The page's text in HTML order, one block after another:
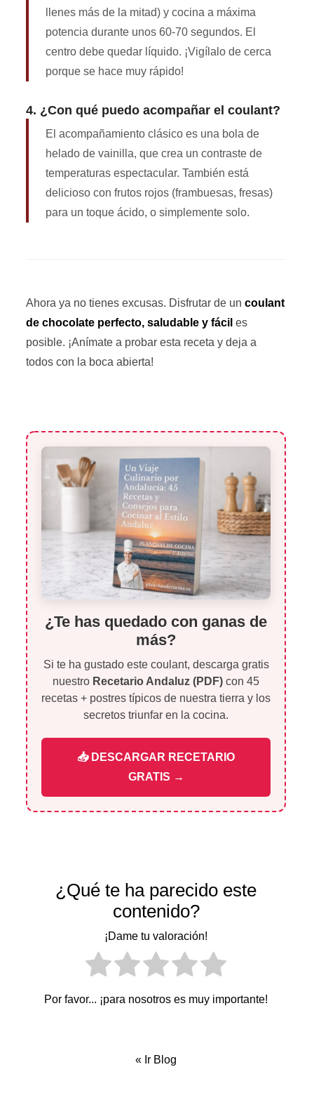
llenes más de la mitad) y cocina a máxima
potencia durante unos 60-70 segundos. El
centro debe quedar líquido. ¡Vigílalo de cerca
porque se hace muy rápido!
4. ¿Con qué puedo acompañar el coulant?
El acompañamiento clásico es una bola de
helado de vainilla, que crea un contraste de
temperaturas espectacular. También está
delicioso con frutos rojos (frambuesas, fresas)
para un toque ácido, o simplemente solo.
Ahora ya no tienes excusas. Disfrutar de un coulant
de chocolate perfecto, saludable y fácil es
posible. ¡Anímate a probar esta receta y deja a
todos con la boca abierta!
¿Te has quedado con ganas de
más?
Si te ha gustado este coulant, descarga gratis
nuestro Recetario Andaluz (PDF) con 45
recetas + postres típicos de nuestra tierra y los
secretos triunfar en la cocina.
📥 DESCARGAR RECETARIO
GRATIS →
¿Qué te ha parecido este
contenido?
¡Dame tu valoración!
Por favor... ¡para nosotros es muy importante!
« Ir Blog